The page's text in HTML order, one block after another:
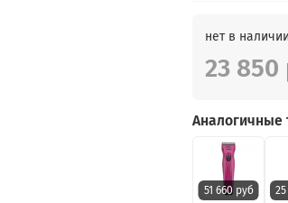
нет в
23 850
Аналогичные
51 660 руб